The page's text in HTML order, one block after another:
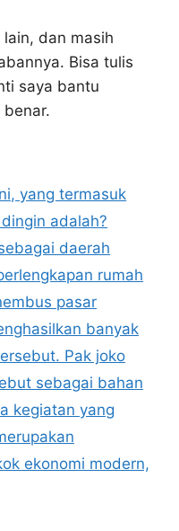
dan masih
Bisa tulis
saya bantu
yang termasuk
adalah?
daerah
rumah
pasar
banyak
Pak joko
sebagai bahan
kegiatan yang
ekonomi modern,